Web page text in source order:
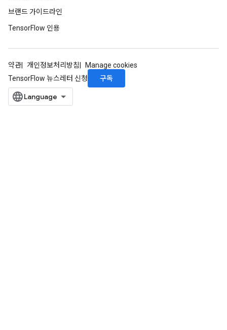
브랜드 가이드라인
TensorFlow 인용
약관 개인정보처리방침
Manage cookies
TensorFlow 뉴스레터 신청
구독